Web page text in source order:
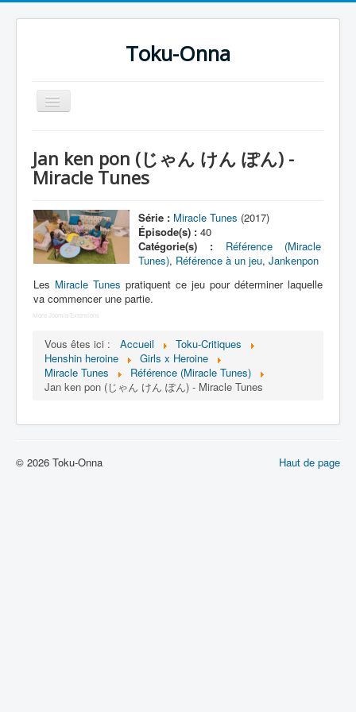
Toku-Onna
Basculer
la
Toku-Actrices
Séries
Films
Dessins
Lexique
Idol senshi Miracle Tunes ! (アイ
Idoles guerrières Miracle Tunes !
Série
Jan ken pon (じゃん けん ぽん) -
Miracle Tunes
Série : Miracle Tunes (2017)
Épisode(s) : 40
Catégorie(s) :
Référence (Miracle
Tunes), Référence à un jeu,Jankenpon
Les Miracle Tunes pratiquent ce jeu pour déterminer laquelle
va commencer une partie.
More Joomla Extensions
Vous êtes ici : Accueil
Toku-Critiques
Henshin heroine
Girls x Heroine
Miracle Tunes
Référence (Miracle Tunes)
Jan ken pon (じゃん けん ぽん) - Miracle Tunes
Haut de page
© 2026 Toku-Onna